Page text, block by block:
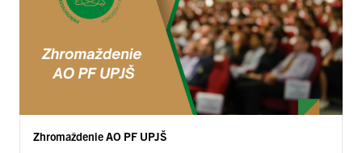
Zhromaždenie AO PF UPJŠ